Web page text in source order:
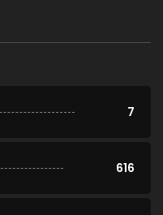
7
616